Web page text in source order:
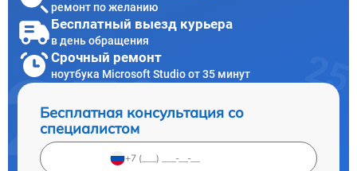
ремонт по желанию
Бесплатный выезд курьера
в день обращения
Срочный ремонт
ноутбука Microsoft Studio от 35 минут
Бесплатная консультация со
специалистом